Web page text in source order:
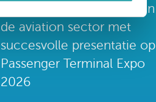
Prestop versterkt positie in
de aviation sector met
succesvolle presentatie op
Passenger Terminal Expo
2026